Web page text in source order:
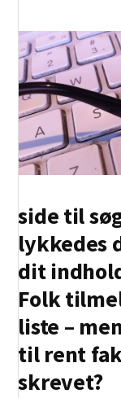
side til
lykkedes
dit
Folk
liste –
til rent
skrevet?